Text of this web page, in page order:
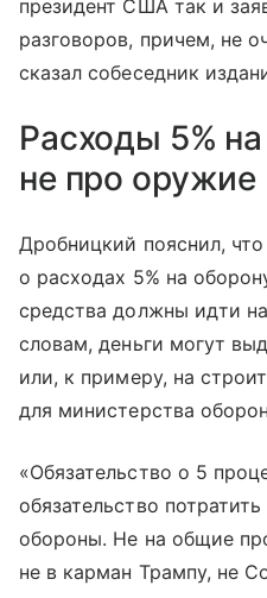
президент США так и
разговоров, причем, не
сказал собеседник
Расходы 5%
не про оружие
Дробницкий пояснил, что
о расходах 5% на
средства должны идти
словам, деньги могут
или, к примеру, на
для министерства
«Обязательство о 5
обязательство
обороны. Не на общие
не в карман Трампу, не